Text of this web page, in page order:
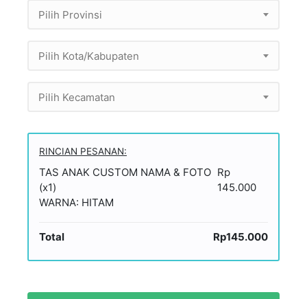
Pilih Provinsi
Pilih Kota/Kabupaten
Pilih Kecamatan
RINCIAN PESANAN:
TAS ANAK CUSTOM NAMA & FOTO
(x1)
WARNA: HITAM
Rp
145.000
Total Rp145.000